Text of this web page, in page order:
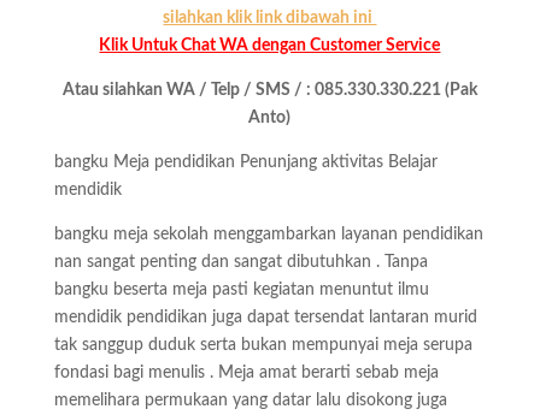
silahkan klik link dibawah ini
Klik Untuk Chat WA dengan Customer Service
Atau silahkan WA / Telp / SMS / : 085.330.330.221 (Pak
Anto)
bangku Meja pendidikan Penunjang aktivitas Belajar
mendidik
bangku meja sekolah menggambarkan layanan pendidikan
nan sangat penting dan sangat dibutuhkan . Tanpa
bangku beserta meja pasti kegiatan menuntut ilmu
mendidik pendidikan juga dapat tersendat lantaran murid
tak sanggup duduk serta bukan mempunyai meja serupa
fondasi bagi menulis . Meja amat berarti sebab meja
memelihara permukaan yang datar lalu disokong juga